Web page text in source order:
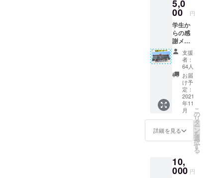
5,0
00 円
学生か
らの感
謝メッ
セージ
カード
支援
者：
64人
お届
け予
定：
2021
年11
月
詳細を見る
こ
の
リ
タ
ー
ン
を
選
択
す
る
10,
000 円